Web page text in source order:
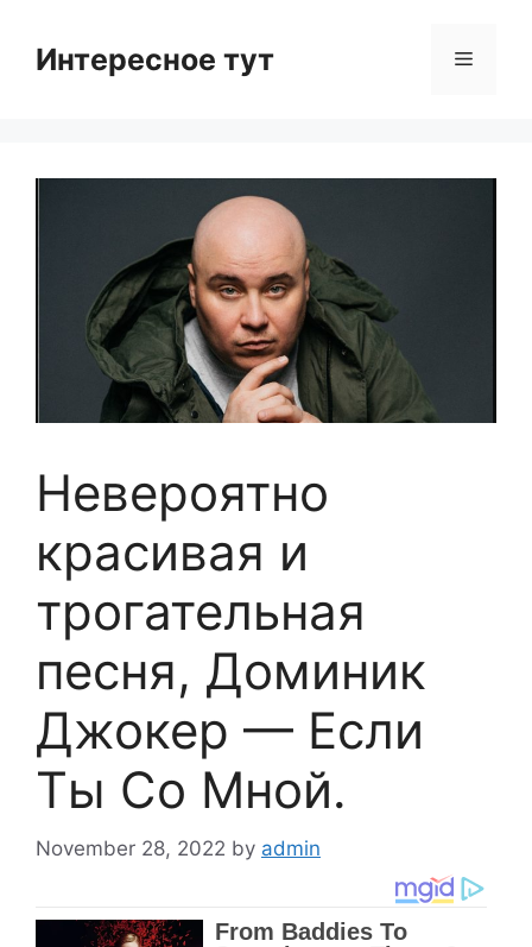
contentИнтересное тут Menu
Невероятно
красивая и
трогательная
песня, Доминик
Джокер — Если
Ты Со Мной.
November 28, 2022 by admin